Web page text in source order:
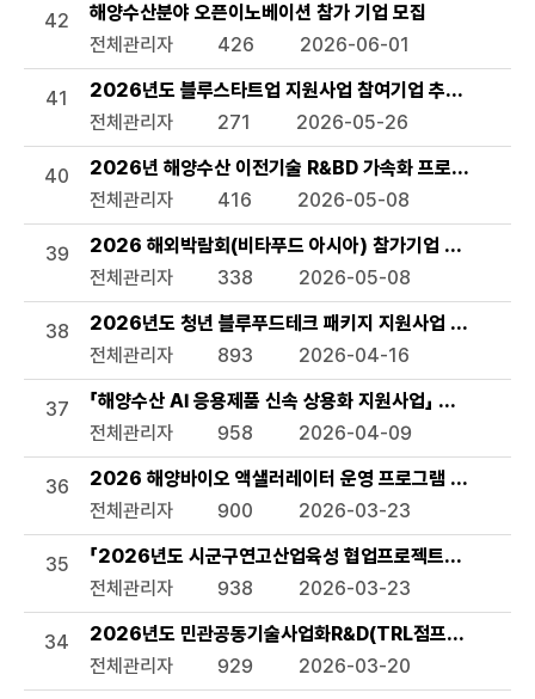
42
해양수산분야 오픈이노베이션 참가 기업 모집
전체관리자
426 2026-06-01
41
2026년도 블루스타트업 지원사업 참여기업 추가모집 공고
전체관리자
271 2026-05-26
40
2026년 해양수산 이전기술 R&BD 가속화 프로그램 모집
전체관리자
416 2026-05-08
39
2026 해외박람회(비타푸드 아시아) 참가기업 모집 공고
전체관리자
338 2026-05-08
38
2026년도 청년 블루푸드테크 패키지 지원사업 모집공고
전체관리자
893 2026-04-16
37
「해양수산 AI 응용제품 신속 상용화 지원사업」 선정 계획
전체관리자
958 2026-04-09
36
2026 해양바이오 액샐러레이터 운영 프로그램 참여기업
전체관리자
900 2026-03-23
35
「2026년도 시군구연고산업육성 협업프로젝트」서천군
전체관리자
938 2026-03-23
34
2026년도 민관공동기술사업화R&D(TRL점프업) 상반기
전체관리자
929 2026-03-20